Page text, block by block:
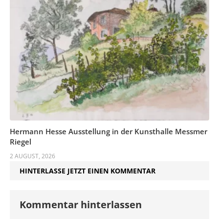
Hermann Hesse Ausstellung in der Kunsthalle Messmer
Riegel
2 AUGUST, 2026
HINTERLASSE JETZT EINEN KOMMENTAR
Kommentar hinterlassen